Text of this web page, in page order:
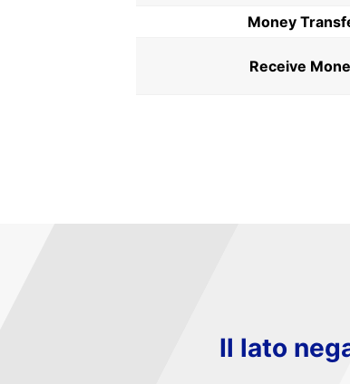
Money
Receive
Il lato